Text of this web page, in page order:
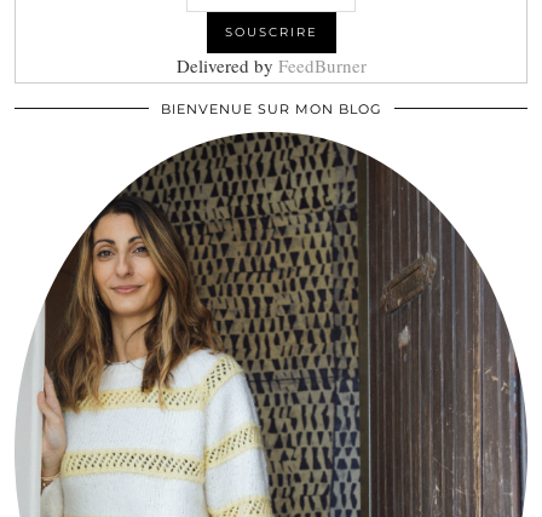
Delivered by FeedBurner
BIENVENUE SUR MON BLOG